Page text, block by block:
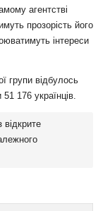
агентстві
прозорість його
інтереси
групи відбулось
176 українців.